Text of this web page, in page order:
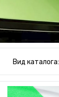
Вид каталога: